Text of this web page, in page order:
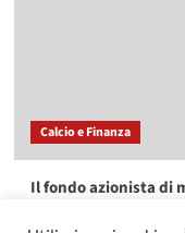
Calcio e Finanza
Il fondo azionista di